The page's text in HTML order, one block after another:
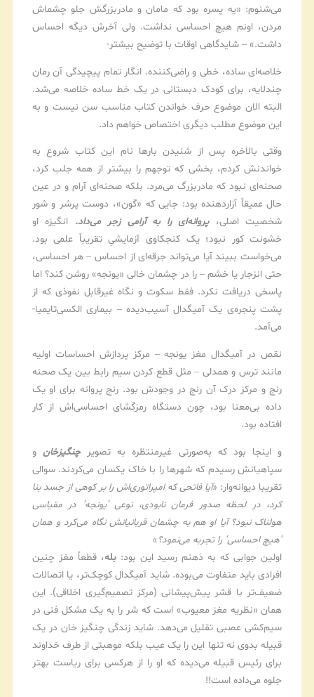
می‌شنوم: «یه پسره بود که مامان و مادربزرگش جلو چشماش
مردن، اونم هیچ احساسی نداشت. ولی آخرش دیگه احساس
داشت.» – شایدگاهی اوقات با توضیح بیشتر-
خلاصه‌ای ساده، خطی و راضی‌کننده. انگار تمام پیچیدگی آن رمان
چندلایه، برای کودک دبستانی در یک خط ساده خلاصه می‌شد.
البته الان موضوع حرف خواندن کتاب مناسب سن نیست و به
این موضوع مطلب دیگری اختصاص خواهم داد.
وقتی بالاخره پس از شنیدن بارها نام این کتاب شروع به
خواندنش کردم، بخشی که توجهم را بیشتر از همه جلب کرد،
صحنه‌ای نبود که مادربزرگ می‌مرد. بلکه صحنه‌ای آرام و در عین
حال عمیقاً آزاردهنده بود: جایی که «گون»، دوست پرشر و شور
شخصیت اصلی،پروانه‌ای را به آرامی زجر می‌داد. انگیزه او
خشونت کور نبود؛ یک کنجکاوی آزمایشیِ تقریباً علمی بود.
می‌خواست ببیند آیا می‌تواند جرقه‌ای از احساس – هر احساسی،
حتی انزجار یا خشم – را در چشمان خالی «یونجه» روشن کند؟ اما
پاسخی دریافت نکرد. فقط سکوت و نگاه غیرقابل نفوذی که از
پشت پنجره‌ی یک آمیگدال آسیب‌دیده – بیماری الکسی‌تایمیا-
می‌آمد.
نقص در آمیگدال مغز یونجه – مرکز پردازش احساسات اولیه
مانند ترس و همدلی – مثل قطع کردن سیم رابط بین یک صحنه
رنج و مرکز درک آن رنج در وجودش بود. رنج پروانه برای او یک
داده بی‌معنا بود، چون دستگاه رمزگشای احساسی‌اش از کار
افتاده بود.
و اینجا بود که به‌صورتی غیرمنتظره به تصویرچنگیزخانو
سپاهیانش رسیدم که شهرها را با خاک یکسان می‌کردند. سوالی
تقریبا دیوانه‌وار: «آیا فاتحی که امپراتوری‌اش را بر کوهی از جسد بنا
کرد، در لحظه صدور فرمان نابودی، نوعی ‘یونجه’ در مقیاسی
هولناک نبود؟ آیا او هم به چشمان قربانیانش نگاه می‌کرد و همان
‘هیچ احساسی’ را تجربه می‌نمود؟»
اولین جوابی که به ذهنم رسید این بود:بله، قطعاً مغز چنین
افرادی باید متفاوت می‌بوده. شاید آمیگدال کوچک‌تر، یا اتصالات
ضعیف‌تر با قشر پیش‌پیشانی (مرکز تصمیم‌گیری اخلاقی). این
همان «نظریه مغز معیوب» است که شر را به یک مشکل فنی در
سیم‌کشی عصبی تقلیل می‌دهد. شاید زندگی چنگیز خان در یک
قبیله بدوی نه تنها این را یک عیب بلکه موهبتی از طرف خداوند
برای رئیس قبیله می‌دیده که او را از هرکسی برای ریاست بهتر
جلوه می‌داده است!!